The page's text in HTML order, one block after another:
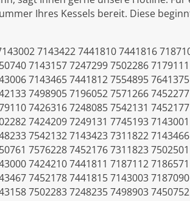
Ihres Kessels bereit. Diese
7143422 7441810 7441816
7143157 7247299 7502286
7143465 7441812 7554895
7498905 7196052 7571266
7426316 7248085 7542131
7424209 7249131 7745193
7542132 7143423 7311822
7576228 7452176 7311823
7424210 7441811 7187112
7452178 7441815 7143003
7502283 7248235 7498903